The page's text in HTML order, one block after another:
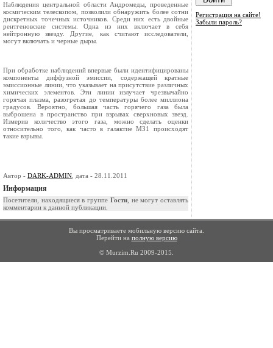
Наблюдения центральной области Андромеды, проведенные
космическим телескопом, позволили обнаружить более сотни
дискретных точечных источников. Среди них есть двойные
рентгеновские системы. Одна из них включает в себя
нейтронную звезду. Другие, как считают исследователи,
могут включать и черные дыры.
При обработке наблюдений впервые были идентифицированы
компоненты диффузной эмиссии, содержащей кратные
эмиссионные линии, что указывает на присутствие различных
химических элементов. Эти линии излучает чрезвычайно
горячая плазма, разогретая до температуры более миллиона
градусов. Вероятно, большая часть горячего газа была
выброшена в пространство при взрывах сверхновых звезд.
Измерив количество этого газа, можно сделать оценки
относительно того, как часто в галактие М31 происходят
такие взрывы.
Автор - DARK-ADMIN , дата - 28.11.2011
Информация
Посетители, находящиеся в группе Гости, не могут оставлять
комментарии к данной публикации.
Регистрация на сайте!
Забыли пароль?
Вы просматриваете мобильную версию сайта.
Перейти на полную версию
© Murzim.Ru 2009-2015.